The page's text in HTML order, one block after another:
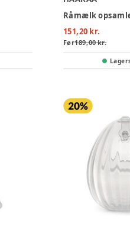
151,20 kr.
Før189,00 kr.